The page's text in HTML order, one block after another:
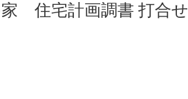
家 住宅計画調書 打合せ